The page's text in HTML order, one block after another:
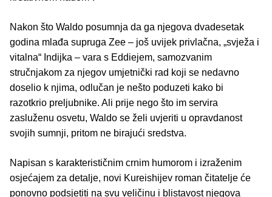
Nakon što Waldo posumnja da ga njegova dvadesetak
godina mlađa supruga Zee – još uvijek privlačna, „svježa i
vitalna“ Indijka – vara s Eddiejem, samozvanim
stručnjakom za njegov umjetnički rad koji se nedavno
doselio k njima, odlučan je nešto poduzeti kako bi
razotkrio preljubnike. Ali prije nego što im servira
zasluženu osvetu, Waldo se želi uvjeriti u opravdanost
svojih sumnji, pritom ne birajući sredstva.
Napisan s karakterističnim crnim humorom i izraženim
osjećajem za detalje, novi Kureishijev roman čitatelje će
ponovno podsjetiti na svu veličinu i blistavost njegova